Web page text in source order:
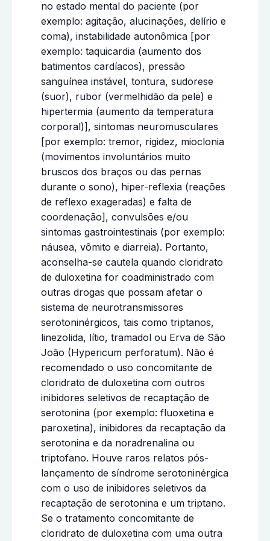
no estado mental do paciente (por
exemplo: agitação, alucinações, delírio e
coma), instabilidade autonômica [por
exemplo: taquicardia (aumento dos
batimentos cardíacos), pressão
sanguínea instável, tontura, sudorese
(suor), rubor (vermelhidão da pele) e
hipertermia (aumento da temperatura
corporal)], sintomas neuromusculares
[por exemplo: tremor, rigidez, mioclonia
(movimentos involuntários muito
bruscos dos braços ou das pernas
durante o sono), hiper-reflexia (reações
de reflexo exageradas) e falta de
coordenação], convulsões e/ou
sintomas gastrointestinais (por exemplo:
náusea, vômito e diarreia). Portanto,
aconselha-se cautela quando cloridrato
de duloxetina for coadministrado com
outras drogas que possam afetar o
sistema de neurotransmissores
serotoninérgicos, tais como triptanos,
linezolida, lítio, tramadol ou Erva de São
João (Hypericum perforatum). Não é
recomendado o uso concomitante de
cloridrato de duloxetina com outros
inibidores seletivos de recaptação de
serotonina (por exemplo: fluoxetina e
paroxetina), inibidores da recaptação da
serotonina e da noradrenalina ou
triptofano. Houve raros relatos pós-
lançamento de síndrome serotoninérgica
com o uso de inibidores seletivos da
recaptação de serotonina e um triptano.
Se o tratamento concomitante de
cloridrato de duloxetina com uma outra